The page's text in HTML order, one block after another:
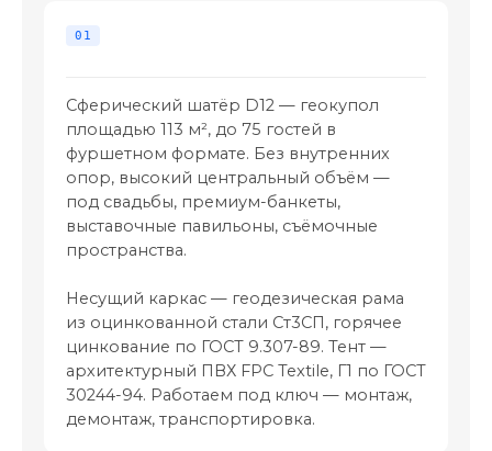
Сферический шатёр D12 — геокупол
площадью 113 м², до 75 гостей в
фуршетном формате. Без внутренних
опор, высокий центральный объём —
под свадьбы, премиум-банкеты,
выставочные павильоны, съёмочные
пространства.
Несущий каркас — геодезическая рама
из оцинкованной стали Ст3СП, горячее
цинкование по ГОСТ 9.307-89. Тент —
архитектурный ПВХ FPC Textile, Г1 по ГОСТ
30244-94. Работаем под ключ — монтаж,
демонтаж, транспортировка.